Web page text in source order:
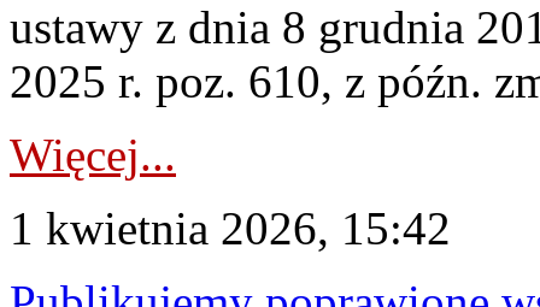
ustawy z dnia 8 grudnia
2025 r. poz. 610, z późn.
Więcej...
1 kwietnia 2026, 15:42